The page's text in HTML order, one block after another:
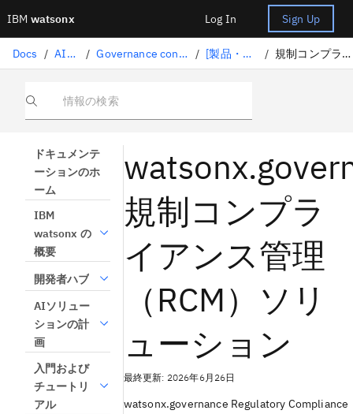
IBM watsonx Log In Sign Up
Docs / AIの統治 / Governance console in IBM watsonx を使用したリスクとコンプライアンスの管理 / [製品・サービス・技術 情報] / 規制コンプライアンス管理ソリューション
情報の検索
ドキュメンテ
ーションのホ
ーム
IBM
watsonx の
概要
開発者ハブ
AIソリュー
ションの計
画
入門および
チュートリ
アル
規制コンプラ
イアンス管理
（RCM）ソリ
ューション
最終更新: 2026年6月26日
watsonx.governance Regulatory Compliance